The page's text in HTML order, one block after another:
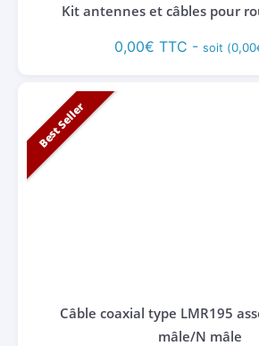
Kit antennes et câbles pour
0,00€ TTC - soit (0,00
Best Seller
Câble coaxial type LMR195
mâle/N mâle